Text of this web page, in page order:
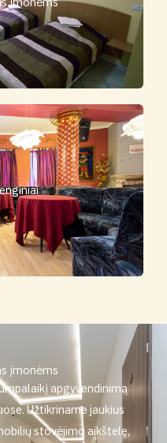
įmonėms
apgyvendinimą
Užtikriname jaukius
stovėjimo aikštelę,